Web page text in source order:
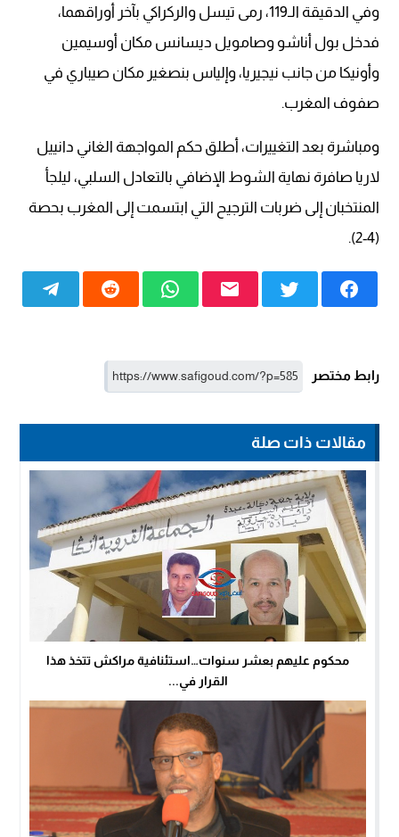
وفي الدقيقة الـ119، رمى تيسل والركراكي بآخر أوراقهما،
فدخل بول أناشو وصامويل ديسانس مكان أوسيمين
وأونيكا من جانب نيجيريا، وإلياس بنصغير مكان صيباري في
صفوف المغرب.
ومباشرة بعد التغييرات، أطلق حكم المواجهة الغاني دانييل
لاريا صافرة نهاية الشوط الإضافي بالتعادل السلبي، ليلجأ
المنتخبان إلى ضربات الترجيح التي ابتسمت إلى المغرب بحصة
(4-2).
رابط مختصر
مقالات ذات صلة
محكوم عليهم بعشر سنوات…استئنافية مراكش تتخذ هذا
القرار في...